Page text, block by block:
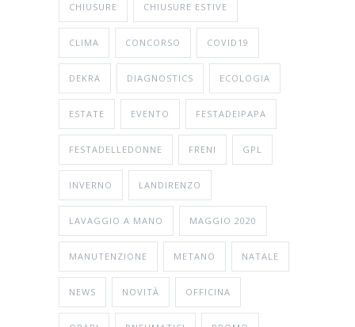
CHIUSURE CHIUSURE ESTIVE
CLIMA CONCORSO COVID19
DEKRA DIAGNOSTICS ECOLOGIA
ESTATE EVENTO FESTADEIPAPA
FESTADELLEDONNE FRENI GPL
INVERNO LANDIRENZO
LAVAGGIO A MANO MAGGIO 2020
MANUTENZIONE METANO NATALE
NEWS NOVITÀ OFFICINA